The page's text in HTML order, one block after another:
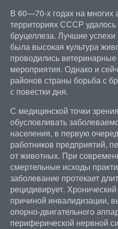
В 60—70-х годах на многих
территориях СССР удалось
бруцеллеза. Лучшие
была высокая культура
проводились
мероприятия. Однако и
районов страны борьба с
с повестки дня.
С медицинской точки
обусловливать
населения, в первую
работников предприятий,
от животных. При
смертельные исходы
заболевание протекает
рецидивирует.
причиной инвалидизации,
опорно-двигательного
периферической нервной